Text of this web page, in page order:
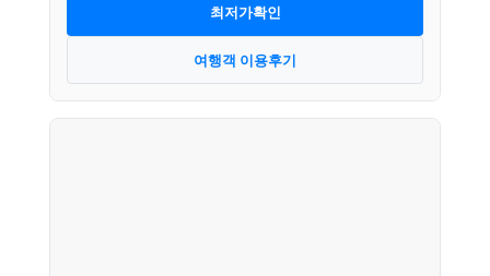
최저가확인
여행객 이용후기